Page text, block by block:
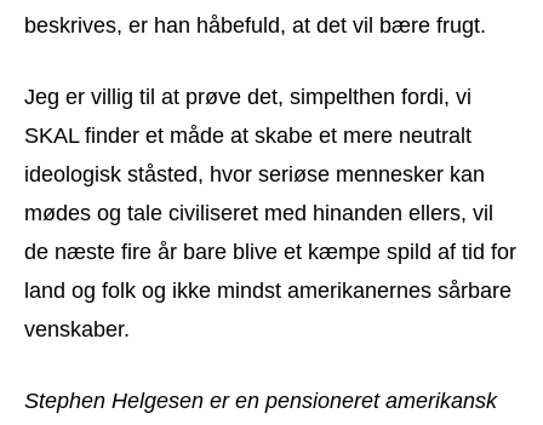
beskrives, er han håbefuld, at det vil bære frugt.
Jeg er villig til at prøve det, simpelthen fordi, vi
SKAL finder et måde at skabe et mere neutralt
ideologisk ståsted, hvor seriøse mennesker kan
mødes og tale civiliseret med hinanden ellers, vil
de næste fire år bare blive et kæmpe spild af tid for
land og folk og ikke mindst amerikanernes sårbare
venskaber.
Stephen Helgesen er en pensioneret amerikansk